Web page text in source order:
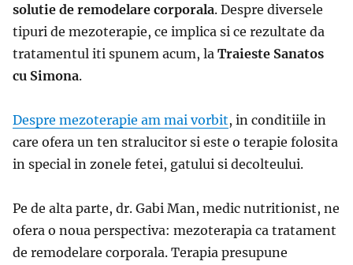
solutie de remodelare corporala. Despre diversele
tipuri de mezoterapie, ce implica si ce rezultate da
tratamentul iti spunem acum, la Traieste Sanatos
cu Simona.
Despre mezoterapie am mai vorbit, in conditiile in
care ofera un ten stralucitor si este o terapie folosita
in special in zonele fetei, gatului si decolteului.
Pe de alta parte, dr. Gabi Man, medic nutritionist, ne
ofera o noua perspectiva: mezoterapia ca tratament
de remodelare corporala. Terapia presupune